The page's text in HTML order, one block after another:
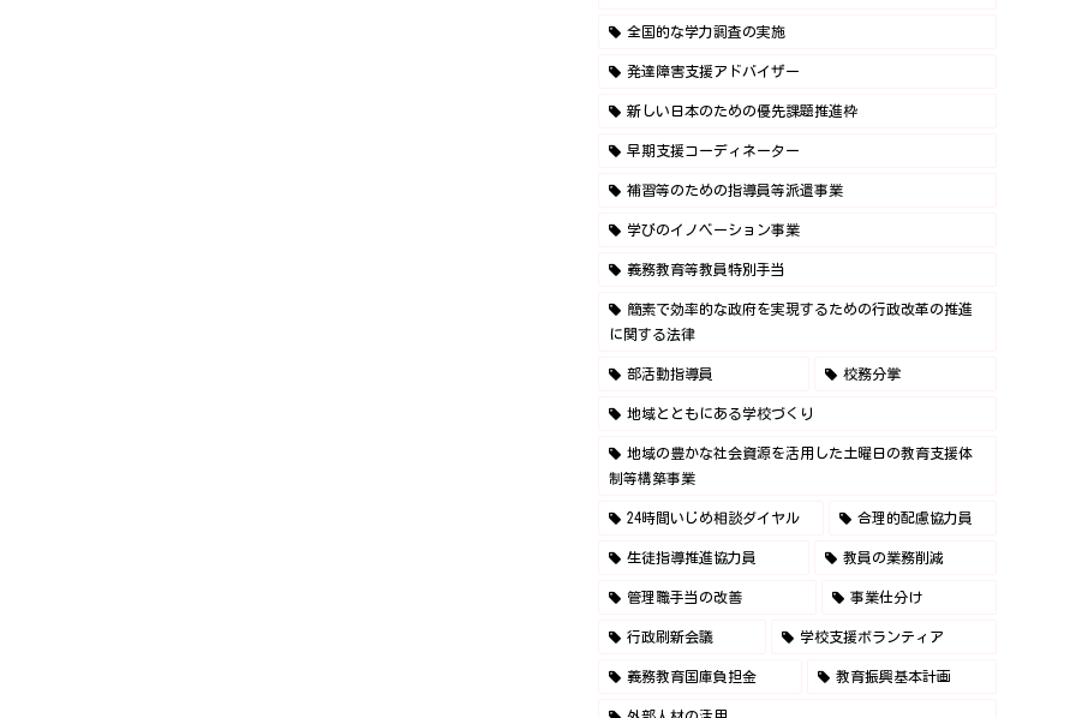
全国的な学力調査の実施
発達障害支援アドバイザー
新しい日本のための優先課題推進枠
早期支援コーディネーター
補習等のための指導員等派遣事業
学びのイノベーション事業
義務教育等教員特別手当
簡素で効率的な政府を実現するための行政改革の推進
に関する法律
部活動指導員 校務分掌
地域とともにある学校づくり
地域の豊かな社会資源を活用した土曜日の教育支援体
制等構築事業
24時間いじめ相談ダイヤル 合理的配慮協力員
生徒指導推進協力員 教員の業務削減
管理職手当の改善 事業仕分け
行政刷新会議 学校支援ボランティア
義務教育国庫負担金 教育振興基本計画
外部人材の活用